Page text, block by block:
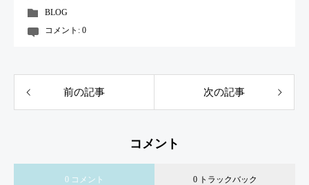
BLOG
コメント: 0
前の記事 次の記事
コメント
0 コメント 0 トラックバック